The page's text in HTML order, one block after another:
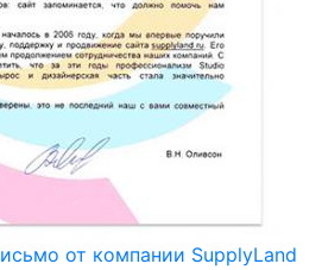
от компании SupplyLand